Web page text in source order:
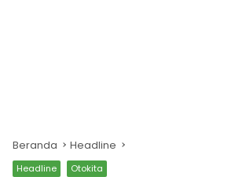
Beranda Headline
Headline Otokita